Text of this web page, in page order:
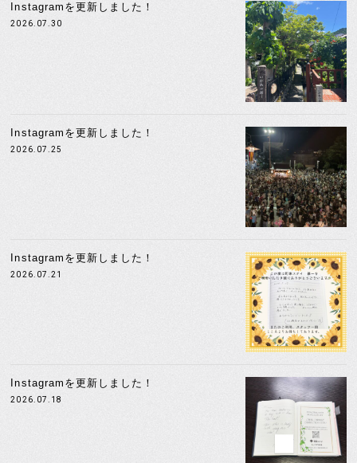
Instagramを更新しました！
2026.07.30
Instagramを更新しました！
2026.07.25
Instagramを更新しました！
2026.07.21
Instagramを更新しました！
2026.07.18